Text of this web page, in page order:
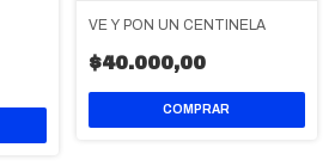
VE Y PON UN CENTINELA
$40.000,00